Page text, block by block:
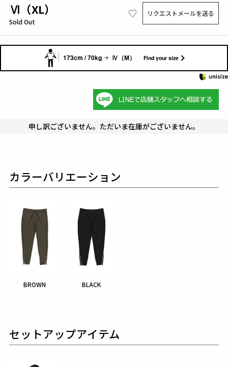
Ⅵ（XL）
Sold Out
リクエストメールを送る
173cm / 70kg Ⅳ（M） Find your size
申し訳ございません。ただいま在庫がございません。
カラーバリエーション
BROWN BLACK
セットアップアイテム